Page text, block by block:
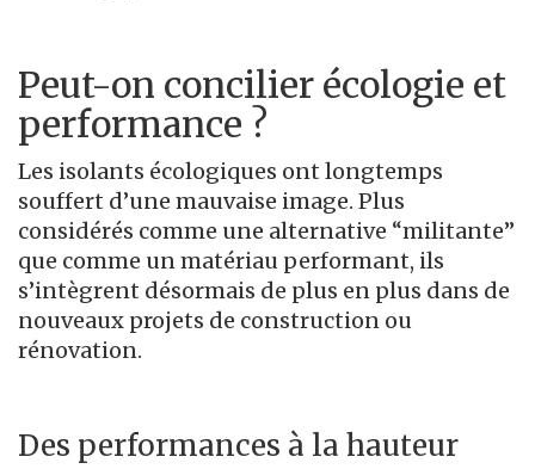
Peut-on concilier écologie et
performance ?
Les isolants écologiques ont longtemps
souffert d’une mauvaise image. Plus
considérés comme une alternative “militante”
que comme un matériau performant, ils
s’intègrent désormais de plus en plus dans de
nouveaux projets de construction ou
rénovation.
Des performances à la hauteur